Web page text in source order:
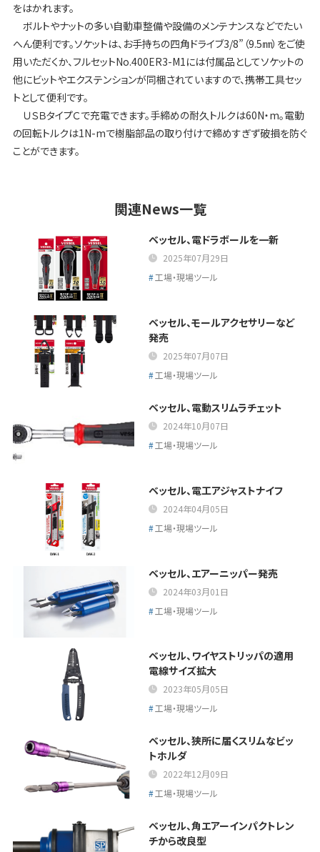
をはかれます。
ボルトやナットの多い自動車整備や設備のメンテナンスなどでたい
へん便利です。ソケットは、お手持ちの四角ドライブ3/8”（9.5㎜）をご使
用いただくか、フルセットNo.400ER3-M1には付属品としてソケットの
他にビットやエクステンションが同梱されていますので、携帯工具セッ
トとして便利です。
ＵＳＢタイプＣで充電できます。手締めの耐久トルクは60N・m。電動
の回転トルクは1N-mで樹脂部品の取り付けで締めすぎず破損を防ぐ
ことができます。
関連News一覧
ベッセル、電ドラボールを一新
2025年07月29日
工場・現場ツール
ベッセル、モールアクセサリーなど
発売
2025年07月07日
工場・現場ツール
ベッセル、電動スリムラチェット
2024年10月07日
工場・現場ツール
ベッセル、電工アジャストナイフ
2024年04月05日
工場・現場ツール
ベッセル、エアーニッパー発売
2024年03月01日
工場・現場ツール
ベッセル、ワイヤストリッパの適用
電線サイズ拡大
2023年05月05日
工場・現場ツール
ベッセル、狭所に届くスリムなビッ
トホルダ
2022年12月09日
工場・現場ツール
ベッセル、角エアーインパクトレン
チから改良型